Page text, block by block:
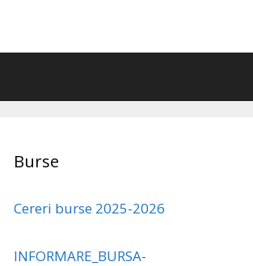
Burse
Cereri burse 2025-2026
INFORMARE_BURSA-